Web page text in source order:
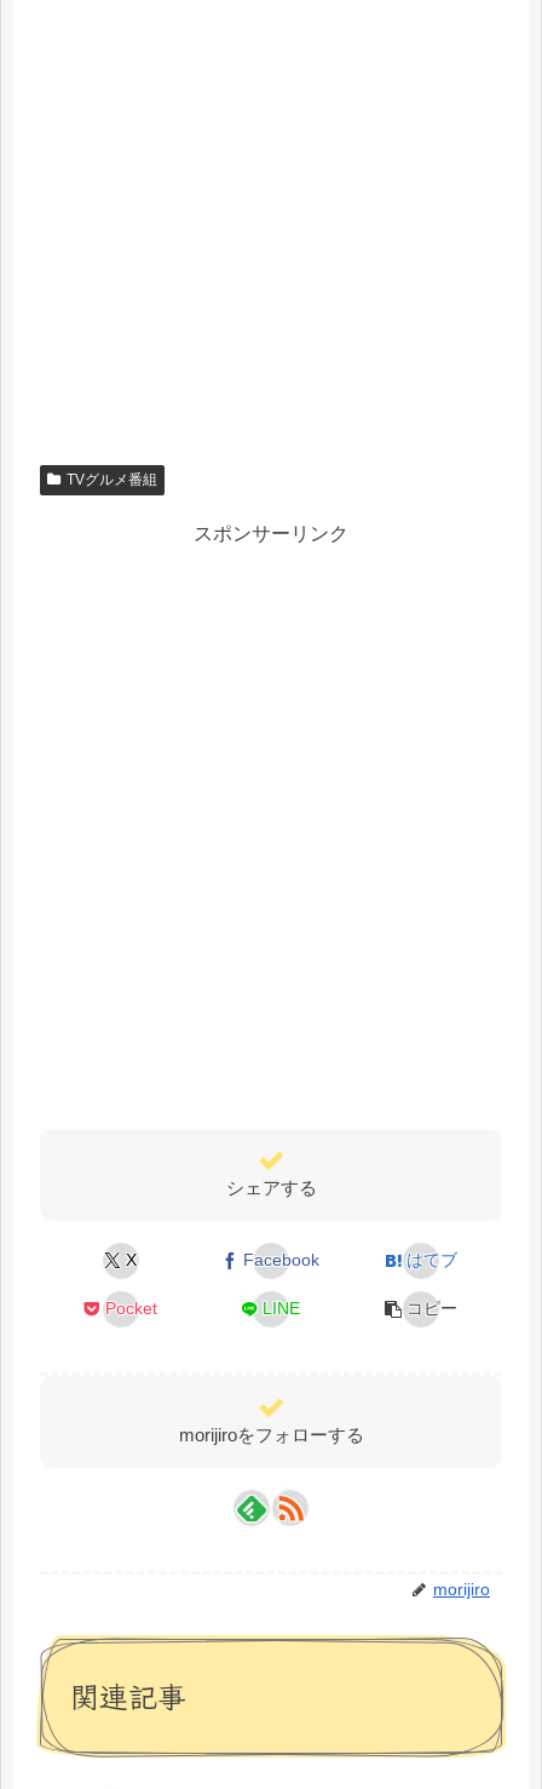
TVグルメ番組
スポンサーリンク
シェアする
X Facebook はてブ
Pocket LINE コピー
morijiroをフォローする
morijiro
関連記事